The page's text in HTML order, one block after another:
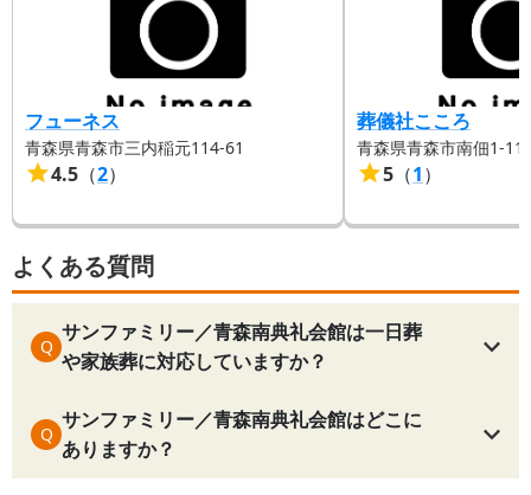
フューネス
青森県青森市三内稲元114-61
4.5 （2）
葬儀社こころ
青森県青森市南佃1-
5 （1）
よくある質問
Q
サンファミリー／青森南典礼会館は一日葬
や家族葬に対応していますか？
Q
サンファミリー／青森南典礼会館はどこに
ありますか？